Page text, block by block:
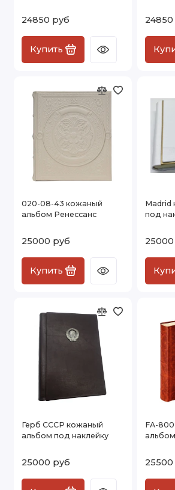
24850 руб
Купить
020-08-43 кожаный
альбом Ренессанс
25000 руб
Купить
Madrid
под
Герб СССР кожаный
альбом под наклейку
25000 руб
FA-